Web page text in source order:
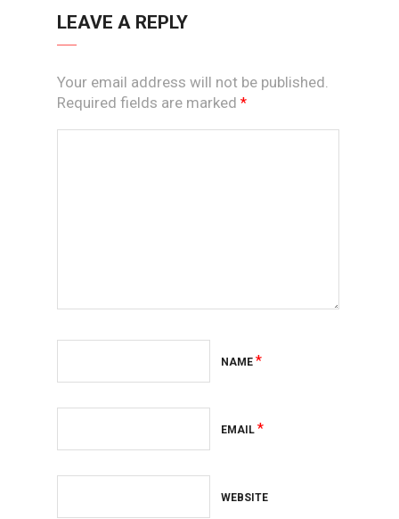
LEAVE A REPLY
Your email address will not be published.
Required fields are marked *
NAME *
EMAIL *
WEBSITE